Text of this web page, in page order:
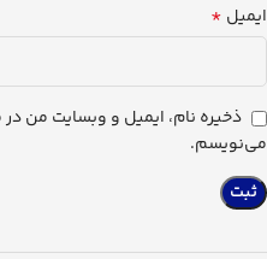
ایمیل *
ذخیره نام، ایمیل و وبسایت من در
می‌نویسم.